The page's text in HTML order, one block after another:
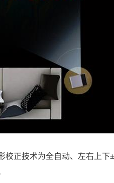
正技术为全自动、左右上下